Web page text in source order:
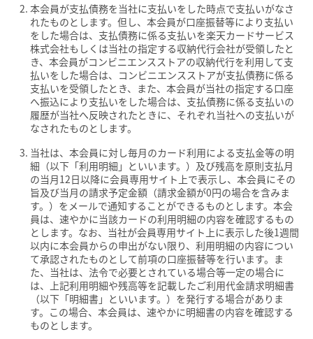
本会員が支払債務を当社に支払いをした時点で支払いがなさ
れたものとします。但し、本会員が口座振替等により支払い
をした場合は、支払債務に係る支払いを楽天カードサービス
株式会社もしくは当社の指定する収納代行会社が受領したと
き、本会員がコンビニエンスストアの収納代行を利用して支
払いをした場合は、コンビニエンスストアが支払債務に係る
支払いを受領したとき、また、本会員が当社の指定する口座
へ振込により支払いをした場合は、支払債務に係る支払いの
履歴が当社へ反映されたときに、それぞれ当社への支払いが
なされたものとします。
当社は、本会員に対し毎月のカード利用による支払金等の明
細（以下「利用明細」といいます。）及び残高を原則支払月
の当月12日以降に会員専用サイト上で表示し、本会員にその
旨及び当月の請求予定金額（請求金額が0円の場合を含みま
す。）をメールで通知することができるものとします。本会
員は、速やかに当該カードの利用明細の内容を確認するもの
とします。なお、当社が会員専用サイト上に表示した後1週間
以内に本会員からの申出がない限り、利用明細の内容につい
て承認されたものとして前項の口座振替等を行います。ま
た、当社は、法令で必要とされている場合等一定の場合に
は、上記利用明細や残高等を記載したご利用代金請求明細書
（以下「明細書」といいます。）を発行する場合がありま
す。この場合、本会員は、速やかに明細書の内容を確認する
ものとします。